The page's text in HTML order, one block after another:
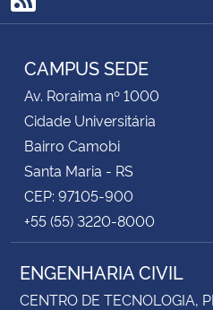
RSS
CAMPUS SEDE
Av. Roraima nº 1000
Cidade Universitária
Bairro Camobi
Santa Maria - RS
CEP: 97105-900
+55 (55) 3220-8000
ENGENHARIA CIVIL
CENTRO DE TECNOLOGIA,